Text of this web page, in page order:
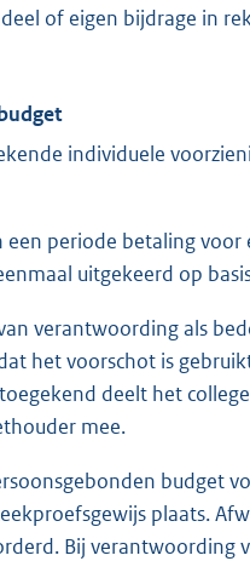
of eigen bijdrage in
individuele
een periode betaling
uitgekeerd op
verantwoording als
het voorschot is
deelt het
mee.
budget
plaats.
Bij verantwoording